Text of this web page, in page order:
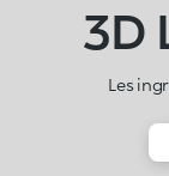
3D
Les